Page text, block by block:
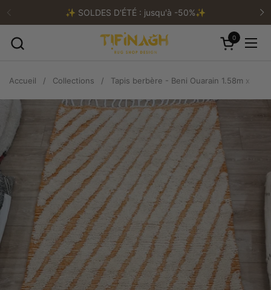
Passer au contenu✨️ SOLDES D'ÉTÉ : jusqu'à -50%✨️
Ouvrir le
0
Accueil / Collections / Tapis berbère - Beni Ouarain 1.58m x